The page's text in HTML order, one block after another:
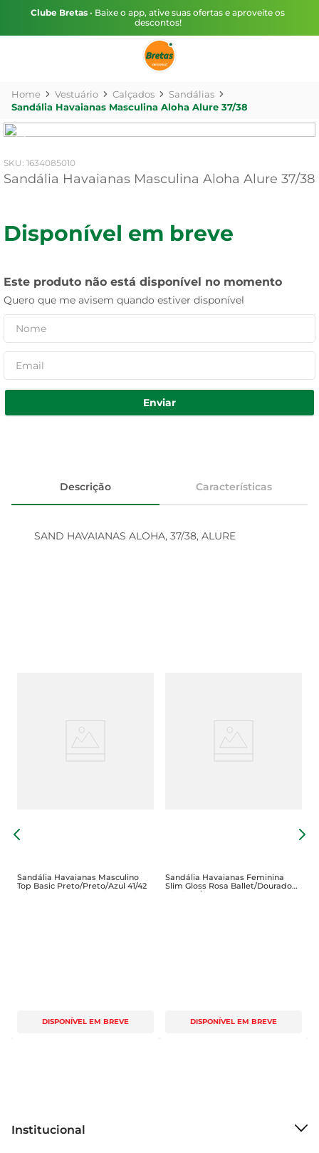
Clube Bretas • Baixe o app, ative suas ofertas e aproveite os
descontos!
Vestuário Calçados
Sandálias
Sandália Havaianas Masculina Aloha Alure 37/38
: 1634085010
Sandália Havaianas Masculina Aloha Alure 37/38
Disponível em breve
Este produto não está disponível no momento
Quero que me avisem quando estiver disponível
Enviar
Descrição Características
SAND HAVAIANAS ALOHA, 37/38, ALURE
Sandália Havaianas Masculino
Top Basic Preto/Preto/Azul 41/42
DISPONÍVEL EM BREVE
Sandália Havaianas Feminina
Slim Gloss Rosa Ballet/Dourado
Blush 37/38
DISPONÍVEL EM BREVE
Institucional